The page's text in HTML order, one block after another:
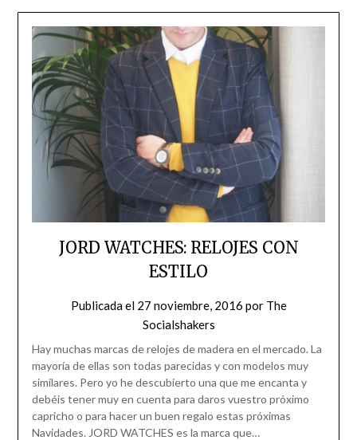
JORD WATCHES: RELOJES CON
ESTILO
Publicada el 27 noviembre, 2016 por The
Socialshakers
Hay muchas marcas de relojes de madera en el mercado. La
mayoría de ellas son todas parecidas y con modelos muy
similares. Pero yo he descubierto una que me encanta y
debéis tener muy en cuenta para daros vuestro próximo
capricho o para hacer un buen regalo estas próximas
Navidades. JORD WATCHES es la marca que…